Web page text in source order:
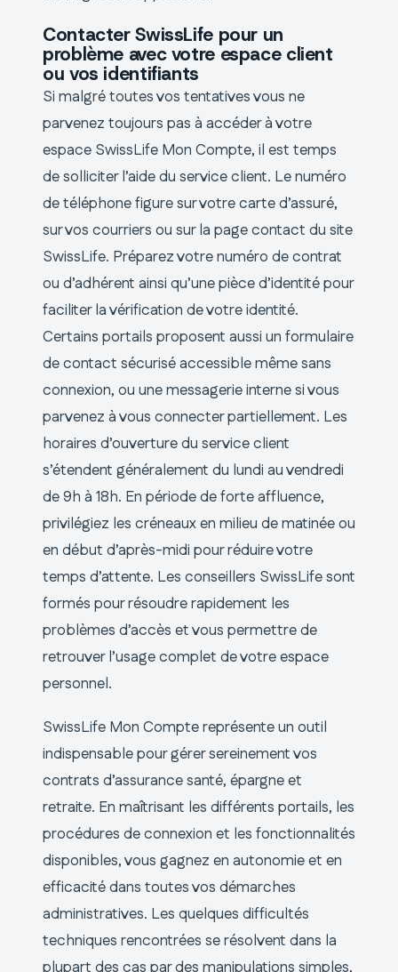
Contacter SwissLife pour un
problème avec votre espace client
ou vos identifiants
Si malgré toutes vos tentatives vous ne
parvenez toujours pas à accéder à votre
espace SwissLife Mon Compte, il est temps
de solliciter l’aide du service client. Le numéro
de téléphone figure sur votre carte d’assuré,
sur vos courriers ou sur la page contact du site
SwissLife. Préparez votre numéro de contrat
ou d’adhérent ainsi qu’une pièce d’identité pour
faciliter la vérification de votre identité.
Certains portails proposent aussi un formulaire
de contact sécurisé accessible même sans
connexion, ou une messagerie interne si vous
parvenez à vous connecter partiellement. Les
horaires d’ouverture du service client
s’étendent généralement du lundi au vendredi
de 9h à 18h. En période de forte affluence,
privilégiez les créneaux en milieu de matinée ou
en début d’après-midi pour réduire votre
temps d’attente. Les conseillers SwissLife sont
formés pour résoudre rapidement les
problèmes d’accès et vous permettre de
retrouver l’usage complet de votre espace
personnel.
SwissLife Mon Compte représente un outil
indispensable pour gérer sereinement vos
contrats d’assurance santé, épargne et
retraite. En maîtrisant les différents portails, les
procédures de connexion et les fonctionnalités
disponibles, vous gagnez en autonomie et en
efficacité dans toutes vos démarches
administratives. Les quelques difficultés
techniques rencontrées se résolvent dans la